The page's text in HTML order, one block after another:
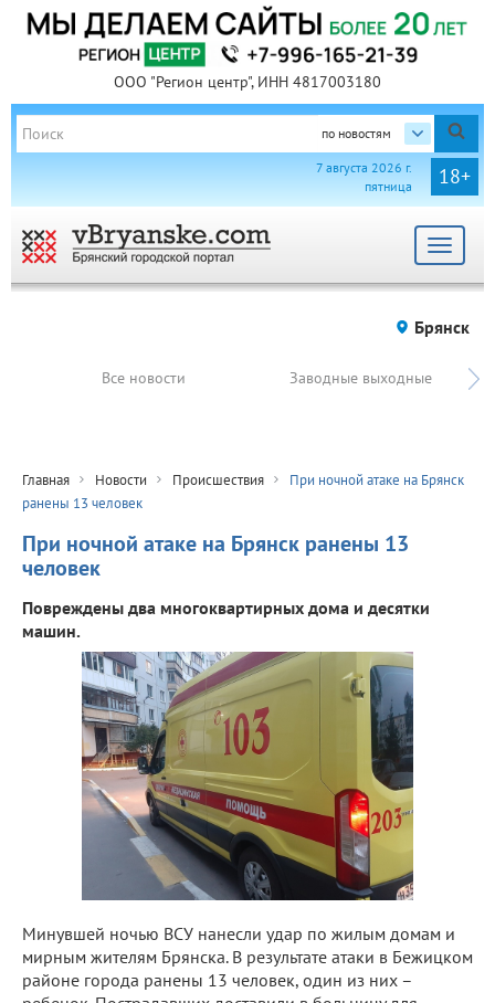
ООО "Регион центр", ИНН 4817003180
по новостям
18+
7 августа 2026 г.
пятница
Toggle
Брянск
Все новости Заводные выходные
Главная Новости Происшествия
При ночной атаке на Брянск
ранены 13 человек
При ночной атаке на Брянск ранены 13
человек
Повреждены два многоквартирных дома и десятки
машин.
Минувшей ночью ВСУ нанесли удар по жилым домам и
мирным жителям Брянска. В результате атаки в Бежицком
районе города ранены 13 человек, один из них –